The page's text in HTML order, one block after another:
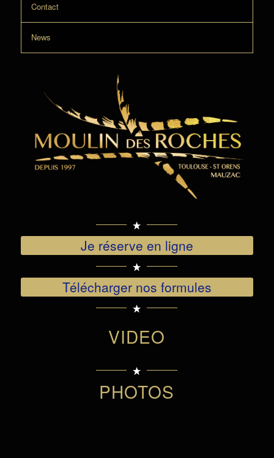
Contact
News
Je réserve en ligne
Télécharger nos formules
VIDEO
PHOTOS